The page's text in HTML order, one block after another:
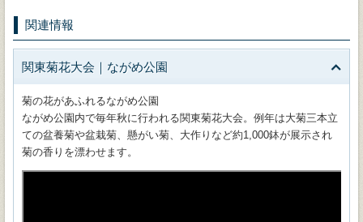
関連情報
関東菊花大会｜ながめ公園
菊の花があふれるながめ公園
ながめ公園内で毎年秋に行われる関東菊花大会。例年は大菊三本立
ての盆養菊や盆栽菊、懸がい菊、大作りなど約1,000鉢が展示され
菊の香りを漂わせます。